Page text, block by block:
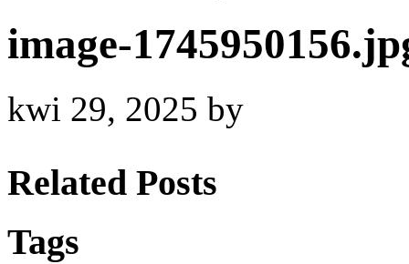
image-
kwi 29, 2025 by
Related Posts
Tags